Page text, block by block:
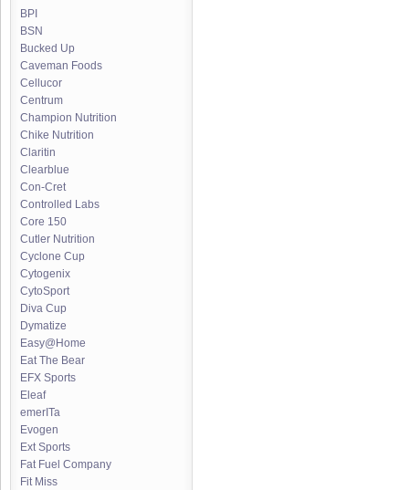
BPI
BSN
Bucked Up
Caveman Foods
Cellucor
Centrum
Champion Nutrition
Chike Nutrition
Claritin
Clearblue
Con-Cret
Controlled Labs
Core 150
Cutler Nutrition
Cyclone Cup
Cytogenix
CytoSport
Diva Cup
Dymatize
Easy@Home
Eat The Bear
EFX Sports
Eleaf
emerITa
Evogen
Ext Sports
Fat Fuel Company
Fit Miss